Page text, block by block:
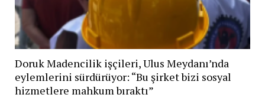
Doruk Madencilik işçileri, Ulus Meydanı’nda
eylemlerini sürdürüyor: “Bu şirket bizi sosyal
hizmetlere mahkum bıraktı”